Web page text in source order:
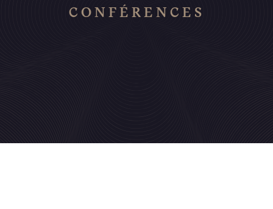
CONFÉRENCES